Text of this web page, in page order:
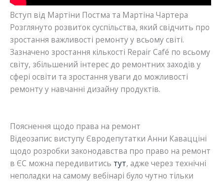
Вступ від Мартіни Постма та Мартіна Чартера
Розглянуто розвиток суспільства, який свідчить про
зростання важливості ремонту у всьому світі.
Зазначено зростання кількості Repair Café по всьому
світу, збільшений інтерес до ремонтних заходів у
сфері освіти та зростання уваги до можливості
ремонту у навчанні дизайну продуктів.
Пояснення щодо права на ремонт
Відеозапис виступу Євродепутатки Анни Кавацціні
щодо розробки законодавства про право на ремонт
в ЄС можна передивитись тут, адже через технічні
неполадки на самому вебінарі було чутно тільки